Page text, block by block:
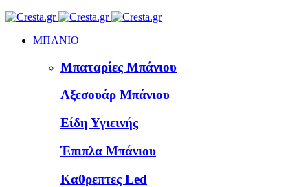
ΜΠΑΝΙΟ
Μπαταρίες Μπάνιου
Αξεσουάρ Μπάνιου
Είδη Υγιεινής
Έπιπλα Μπάνιου
Καθρεπτες Led